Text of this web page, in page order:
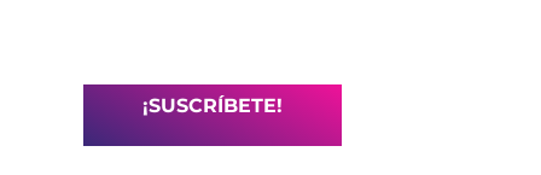
¡SUSCRÍBETE!